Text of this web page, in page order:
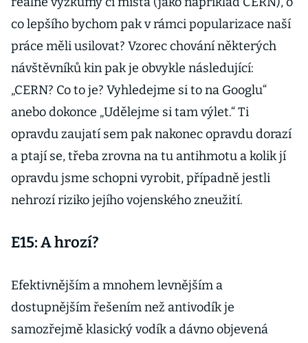
co lepšího bychom pak v rámci popularizace naší
práce měli usilovat? Vzorec chování některých
návštěvníků kin pak je obvykle následující:
„CERN? Co to je? Vyhledejme si to na Googlu“
anebo dokonce „Udělejme si tam výlet.“ Ti
opravdu zaujatí sem pak nakonec opravdu dorazí
a ptají se, třeba zrovna na tu antihmotu a kolik jí
opravdu jsme schopni vyrobit, případně jestli
nehrozí riziko jejího vojenského zneužití.
E15: A hrozí?
Efektivnějším a mnohem levnějším a
dostupnějším řešením než antivodík je
samozřejmě klasický vodík a dávno objevená